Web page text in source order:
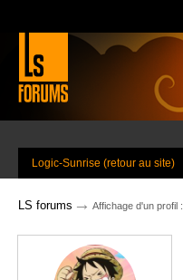
Logic-Sunrise (retour au site)
LS forums → Affichage d'un profil